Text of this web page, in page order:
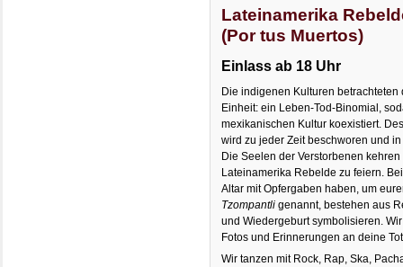
Lateinamerika
(Por tus Muertos)
Einlass ab 18 Uhr
Die indigenen Kulturen
Einheit: ein Leben-Tod-Binomial,
mexikanischen Kultur koexistiert.
wird zu jeder Zeit beschworen und
Die Seelen der Verstorbenen
Lateinamerika Rebelde zu feiern.
Altar mit Opfergaben haben, um
Tzompantligenannt, bestehen aus
und Wiedergeburt symbolisieren.
Fotos und Erinnerungen an deine
Wir tanzen mit Rock, Rap, Ska,